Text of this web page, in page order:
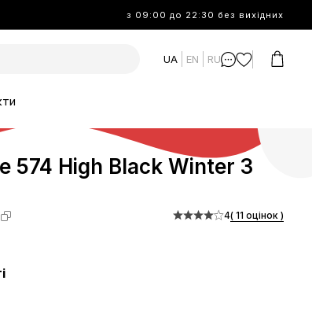
з 09:00 до 22:30 без вихідних
UA EN RU
574 High Black Winter З
4( 11 оцінок )